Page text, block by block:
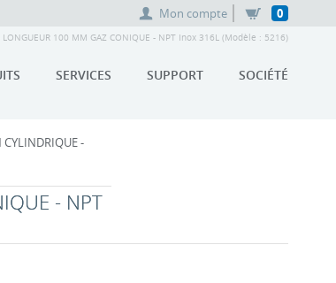
Mon compte 0
LONGUEUR 100 MM GAZ CONIQUE - NPT Inox 316L (Modèle : 5216)
SERVICES SUPPORT SOCIÉTÉ
-
- NPT